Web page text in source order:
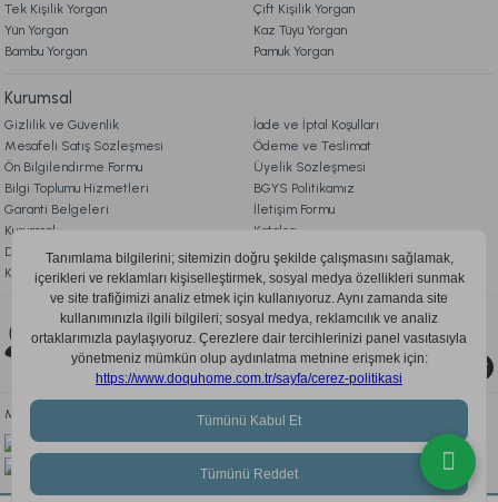
Marietta Gold Cam Dekoratif Tepsi Standart
2.699,00 TL
Ücretsiz Kargo
Marietta Kitap Kutu 2'li Standart
999,00 TL
Ücretsiz Kargo
Marietta Cam Düğüm Obje Standart
Tek Kişilik Yorgan
Çift Kişilik Yorgan
Yün Yorgan
Kaz Tüyü Yorgan
Bambu Yorgan
Pamuk Yorgan
Kurumsal
Gizlilik ve Güvenlik
İade ve İptal Koşulları
Mesafeli Satış Sözleşmesi
Ödeme ve Teslimat
Ön Bilgilendirme Formu
Üyelik Sözleşmesi
Bilgi Toplumu Hizmetleri
BGYS Politikamız
Garanti Belgeleri
İletişim Formu
Kurumsal
Katalog
Doqu Blog
Çerez Politikası
KVKK Aydınlatma Metni
Bizi Takip Edin
0850 205 03 35
Mobil Uygulamayı İndir, Fırsatları Kaçırma!